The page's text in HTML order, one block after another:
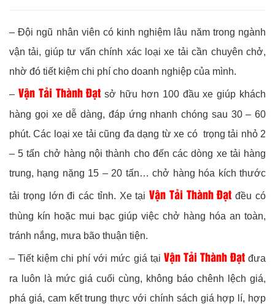
– Đội ngũ nhân viên có kinh nghiệm lâu năm trong ngành
vận tải, giúp tư vấn chính xác loại xe tải cần chuyên chở,
nhờ đó tiết kiệm chi phí cho doanh nghiệp của mình.
– Vận Tải Thành Đạt sở hữu hơn 100 đầu xe giúp khách
hàng gọi xe dễ dàng, đáp ứng nhanh chóng sau 30 – 60
phút. Các loại xe tải cũng đa dạng từ xe có trọng tải nhỏ 2
– 5 tấn chở hàng nội thành cho đến các dòng xe tải hàng
trung, hạng nặng 15 – 20 tấn… chở hàng hóa kích thước
tải trọng lớn đi các tỉnh. Xe tạiVận Tải Thành Đạt đều có
thùng kín hoặc mui bạc giúp việc chở hàng hóa an toàn,
tránh nắng, mưa bão thuận tiện.
– Tiết kiệm chi phí với mức giá tại Vận Tải Thành Đạtđưa
ra luôn là mức giá cuối cùng, không báo chênh lệch giá,
phá giá, cam kết trung thực với chính sách giá hợp lí, hợp